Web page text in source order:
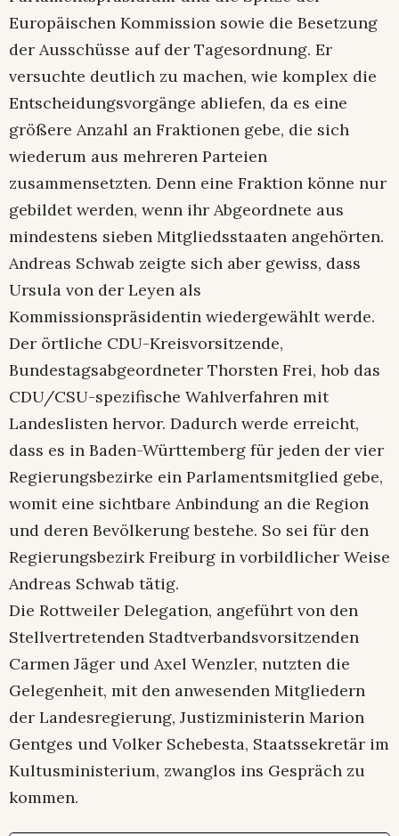
Europäischen Kommission sowie die Besetzung
der Ausschüsse auf der Tagesordnung. Er
versuchte deutlich zu machen, wie komplex die
Entscheidungsvorgänge abliefen, da es eine
größere Anzahl an Fraktionen gebe, die sich
wiederum aus mehreren Parteien
zusammensetzten. Denn eine Fraktion könne nur
gebildet werden, wenn ihr Abgeordnete aus
mindestens sieben Mitgliedsstaaten angehörten.
Andreas Schwab zeigte sich aber gewiss, dass
Ursula von der Leyen als
Kommissionspräsidentin wiedergewählt werde.
Der örtliche CDU-Kreisvorsitzende,
Bundestagsabgeordneter Thorsten Frei, hob das
CDU/CSU-spezifische Wahlverfahren mit
Landeslisten hervor. Dadurch werde erreicht,
dass es in Baden-Württemberg für jeden der vier
Regierungsbezirke ein Parlamentsmitglied gebe,
womit eine sichtbare Anbindung an die Region
und deren Bevölkerung bestehe. So sei für den
Regierungsbezirk Freiburg in vorbildlicher Weise
Andreas Schwab tätig.
Die Rottweiler Delegation, angeführt von den
Stellvertretenden Stadtverbandsvorsitzenden
Carmen Jäger und Axel Wenzler, nutzten die
Gelegenheit, mit den anwesenden Mitgliedern
der Landesregierung, Justizministerin Marion
Gentges und Volker Schebesta, Staatssekretär im
Kultusministerium, zwanglos ins Gespräch zu
kommen.